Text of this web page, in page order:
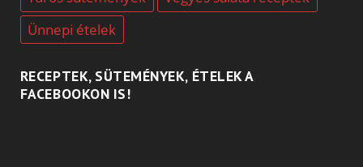
Ünnepi ételek
RECEPTEK, SÜTEMÉNYEK, ÉTELEK A
FACEBOOKON IS!